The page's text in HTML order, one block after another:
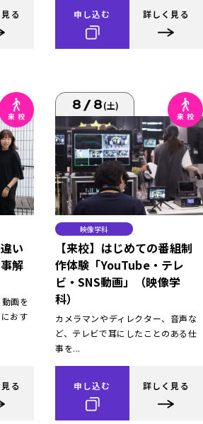
る 申し込む 詳しく見る
い
解
画を
おす
る
8/8(土)
映像学科
【来校】はじめての番組制
作体験「YouTube・テレ
ビ・SNS動画」（映像学
科）
カメラマンやディレクター、音声な
ど、テレビで耳にしたことのある仕
事を...
申し込む 詳しく見る